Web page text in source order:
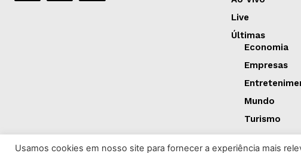
Live
Últimas
Economia
Empresas
Mundo
Turismo
Usamos cookies em nosso site para fornecer a experiência mais